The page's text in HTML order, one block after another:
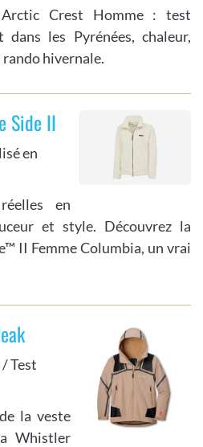
Arctic Crest Homme : test
les Pyrénées, chaleur,
hivernale.
Side II
en
en
et style. Découvrez la
II Femme Columbia, un vrai
/ Test
la veste
Whistler